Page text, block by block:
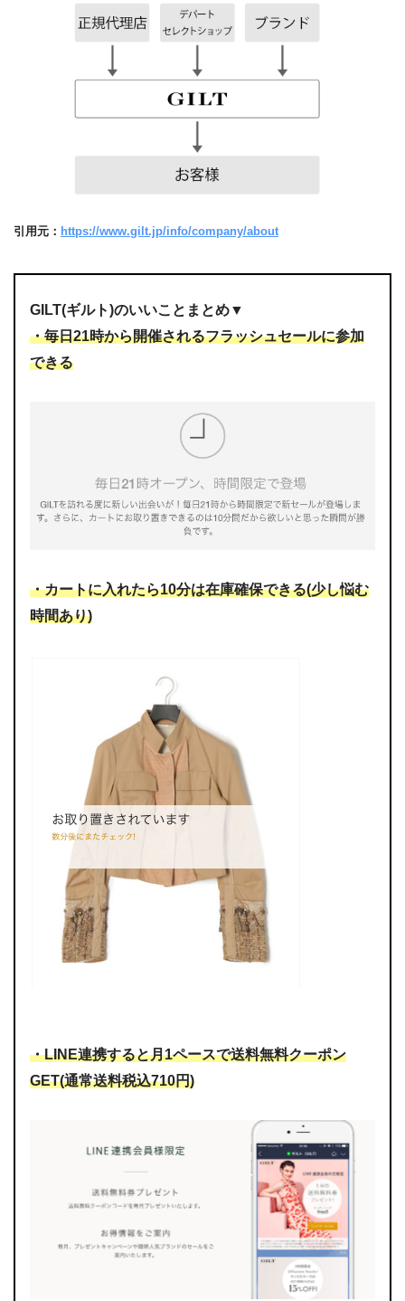
引用元： https://www.gilt.jp/info/company/about
GILT(ギルト)のいいことまとめ▼
・毎日21時から開催されるフラッシュセールに参加
できる
・カートに入れたら10分は在庫確保できる(少し悩む
時間あり)
・LINE連携すると月1ペースで送料無料クーポン
GET(通常送料税込710円)